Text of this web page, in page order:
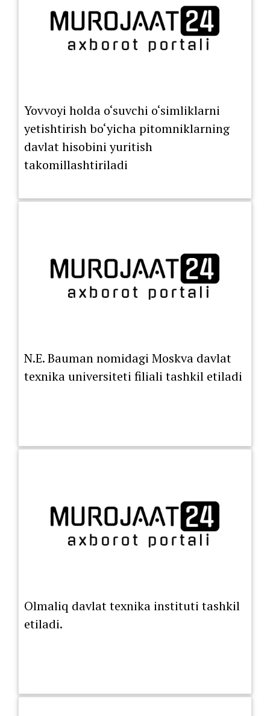
Yovvoyi holda o‘suvchi o‘simliklarni
yetishtirish bo‘yicha pitomniklarning
davlat hisobini yuritish
takomillashtiriladi
N.E. Bauman nomidagi Moskva davlat
texnika universiteti filiali tashkil etiladi
Olmaliq davlat texnika instituti tashkil
etiladi.